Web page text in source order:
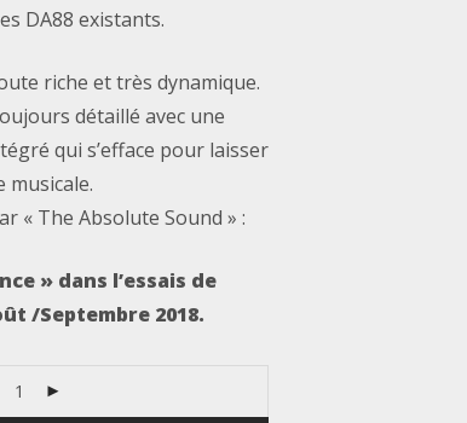
DA88 existants.
riche et très dynamique.
détaillé avec une
qui s’efface pour laisser
musicale.
« The Absolute Sound » :
» dans l’essais de
/Septembre 2018.